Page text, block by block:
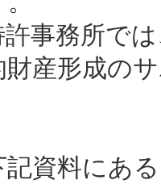
事務所で
財産形成の
資料にあ